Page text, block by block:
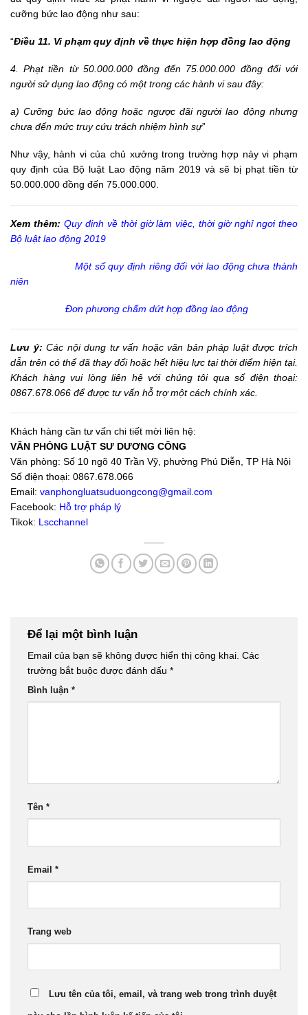
cưỡng bức lao động như sau:
“Điều 11. Vi phạm quy định về thực hiện hợp đồng lao động
4. Phạt tiền từ 50.000.000 đồng đến 75.000.000 đồng đối với
người sử dụng lao động có một trong các hành vi sau đây:
a) Cưỡng bức lao động hoặc ngược đãi người lao động nhưng
chưa đến mức truy cứu trách nhiệm hình sự”
Như vậy, hành vi của chủ xưởng trong trường hợp này vi phạm
quy định của Bộ luật Lao động năm 2019 và sẽ bị phạt tiền từ
50.000.000 đồng đến 75.000.000.
Xem thêm: Quy định về thời giờ làm việc, thời giờ nghỉ ngơi theo
Bộ luật lao động 2019
Một số quy định riêng đối với lao động chưa thành
niên
Đơn phương chấm dứt hợp đồng lao động
Lưu ý: Các nội dung tư vấn hoặc văn bản pháp luật được trích
dẫn trên có thể đã thay đổi hoặc hết hiệu lực tại thời điểm hiện tại.
Khách hàng vui lòng liên hệ với chúng tôi qua số điện thoại:
0867.678.066 để được tư vấn hỗ trợ một cách chính xác.
Khách hàng cần tư vấn chi tiết mời liên hệ:
VĂN PHÒNG LUẬT SƯ DƯƠNG CÔNG
Văn phòng: Số 10 ngõ 40 Trần Vỹ, phường Phú Diễn, TP Hà Nội
Số điện thoại: 0867.678.066
Email: vanphongluatsuduongcong@gmail.com
Facebook: Hỗ trợ pháp lý
Tikok: Lscchannel
Để lại một bình luận
Email của bạn sẽ không được hiển thị công khai. Các
trường bắt buộc được đánh dấu *
Bình luận *
Tên *
Email *
Trang web
Lưu tên của tôi, email, và trang web trong trình duyệt